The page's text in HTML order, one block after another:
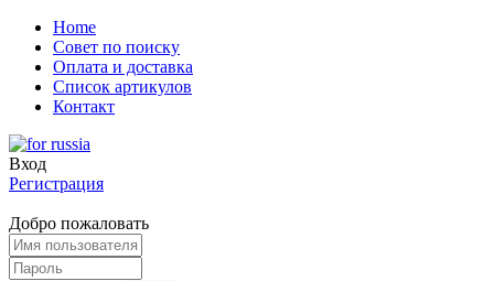
Home
Совет по поиску
Оплата и доставка
Список артикулов
Контакт
Вход
Регистрация
Добро пожаловать